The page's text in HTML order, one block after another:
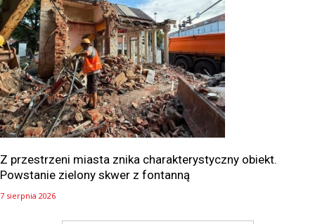
Z przestrzeni miasta znika charakterystyczny obiekt.
Powstanie zielony skwer z fontanną
7 sierpnia 2026